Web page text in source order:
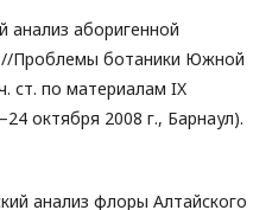
анализ аборигенной
//Проблемы ботаники Южной
ст. по материалам IX
октября 2008 г., Барнаул).
анализ флоры Алтайского